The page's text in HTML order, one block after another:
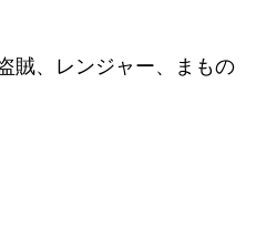
賊、レンジャー、まもの